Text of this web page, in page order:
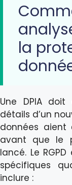
la
Une DPIA
détails d’un
données aient
avant que le
lancé. Le
spécifiques
inclure :